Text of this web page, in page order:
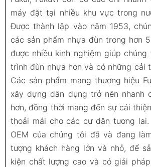
máy đặt tại nhiều khu vực trong
Được thành lập vào năm 1953,
các sản phẩm nhựa đùn trong hơn
được nhiều kinh nghiệm giúp
trình đùn nhựa hơn và có những cải
Các sản phẩm mang thương hiệu
xây dựng dân dụng trở nên nhanh
hơn, đồng thời mang đến sự cải
thoải mái cho các cư dân tương lai.
OEM của chúng tôi đã và đang
tượng khách hàng lớn và nhỏ, để
kiện chất lượng cao và có giải